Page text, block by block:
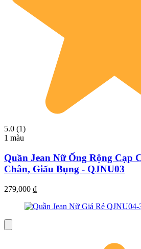
5.0 (1)
1 màu
Quần Jean Nữ Ống Rộng Cạp
Chân, Giấu Bụng - QJNU03
279,000 ₫